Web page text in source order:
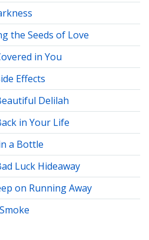
the Seeds of Love
in You
Effects
Delilah
in Your Life
a Bottle
Luck Hideaway
on Running Away